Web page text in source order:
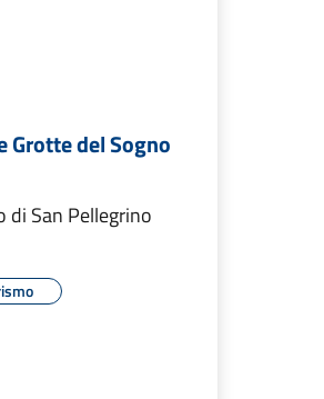
Grotte del Sogno
San Pellegrino